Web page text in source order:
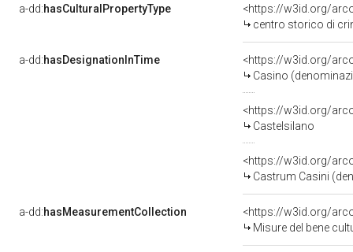
a-dd:hasCulturalPropertyType
<https://w3id.org/
centro storico di
a-dd:hasDesignationInTime
<https://w3id.org/
Casino
<https://w3id.org/
Castelsilano
Castrum Casini
a-dd:hasMeasurementCollection
<https://w3id.org/
Misure del bene